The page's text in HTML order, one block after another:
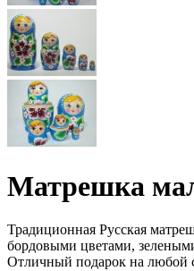
Матрешка
Традиционная Русская
бордовыми цветами,
Отличный подарок на любой